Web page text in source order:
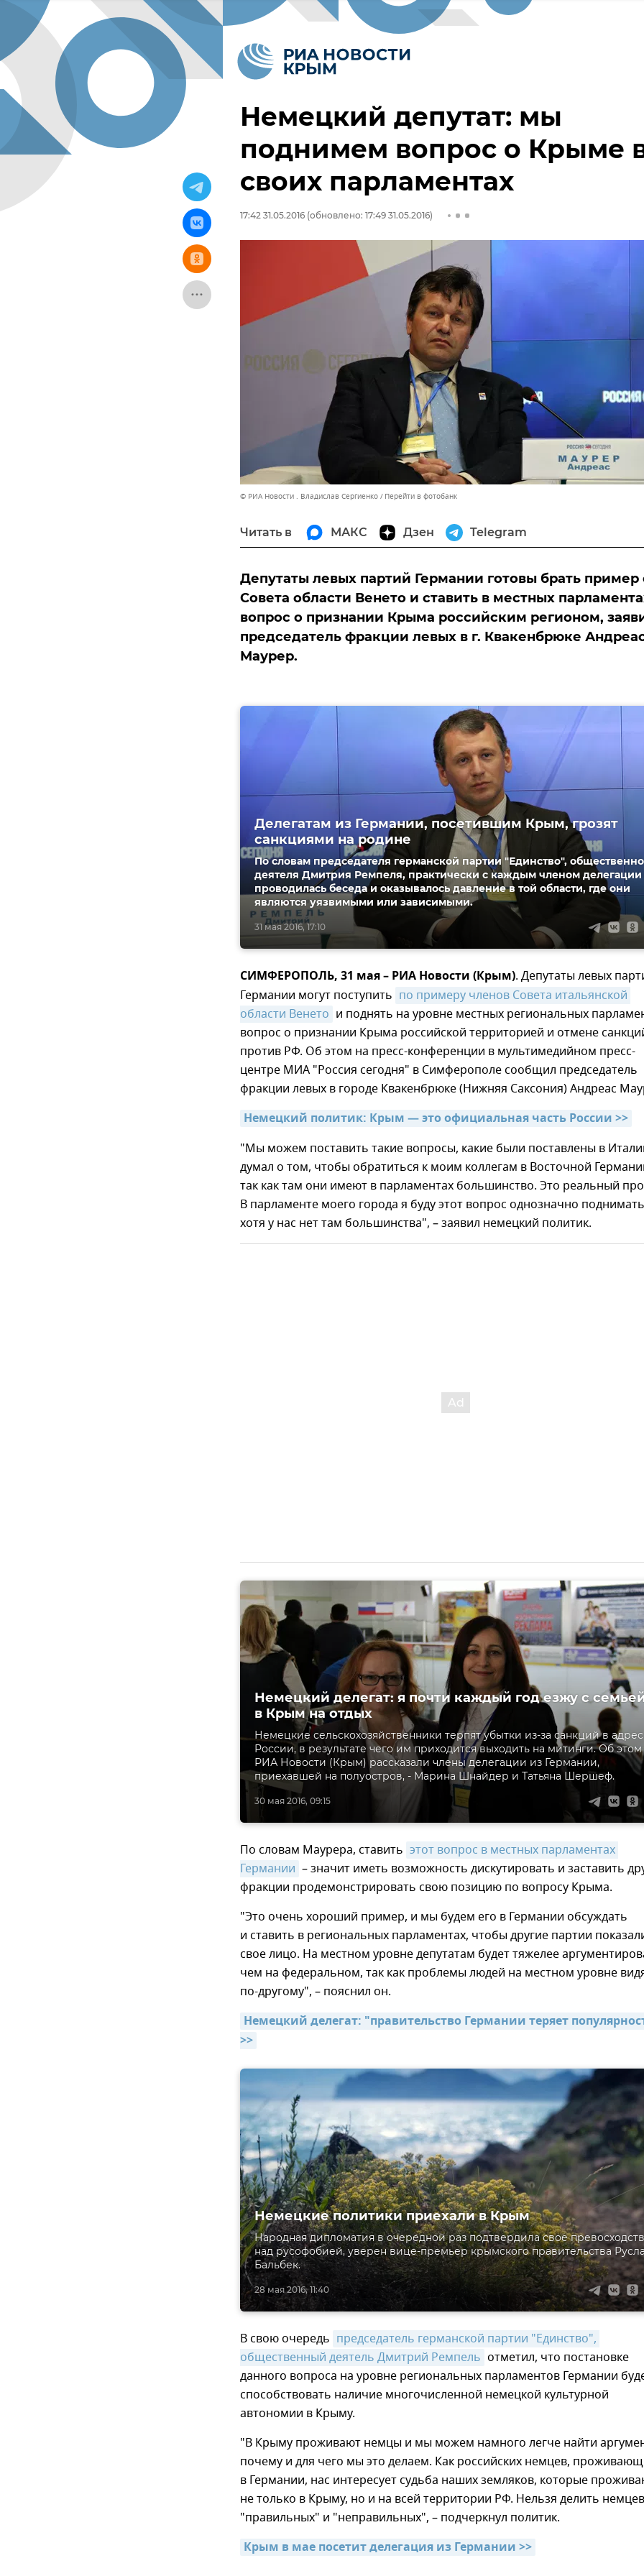
Немецкий депутат: мы
поднимем вопрос о Крыме
своих парламентах
17:42 31.05.2016 (обновлено: 17:49 31.05.2016)
© РИА Новости . Владислав Сергиенко Перейти в фотобанк
Читать в МАКС Дзен Telegram
Депутаты левых партий Германии готовы брать пример
Совета области Венето и ставить в местных
вопрос о признании Крыма российским регионом,
председатель фракции левых в г. Квакенбрюке
Маурер.
31 мая 2016, 17:10
Делегатам из Германии, посетившим Крым, грозят
санкциями на родине
По словам председателя германской партии "Единство",
деятеля Дмитрия Ремпеля, практически с каждым членом делегации
проводилась беседа и оказывалось давление в той области, где они
являются уязвимыми или зависимыми.
СИМФЕРОПОЛЬ, 31 мая – РИА Новости (Крым). Депутаты левых
Германии могут поступить по примеру членов Совета итальянской
области Венето и поднять на уровне местных региональных
вопрос о признании Крыма российской территорией и отмене
против РФ. Об этом на пресс-конференции в мультимедийном пресс-
центре МИА "Россия сегодня" в Симферополе сообщил председатель
фракции левых в городе Квакенбрюке (Нижняя Саксония) Андреас
Немецкий политик: Крым — это официальная часть России >>
"Мы можем поставить такие вопросы, какие были поставлены в
думал о том, чтобы обратиться к моим коллегам в Восточной
так как там они имеют в парламентах большинство. Это реальный
В парламенте моего города я буду этот вопрос однозначно
хотя у нас нет там большинства", – заявил немецкий политик.
30 мая 2016, 09:15
Немецкий делегат: я почти каждый год езжу с
в Крым на отдых
Немецкие сельскохозяйственники терпят убытки из-за санкций в адрес
России, в результате чего им приходится выходить на митинги. Об этом
РИА Новости (Крым) рассказали члены делегации из Германии,
приехавшей на полуостров, - Марина Шнайдер и Татьяна Шершеф.
По словам Маурера, ставить этот вопрос в местных парламентах
Германии – значит иметь возможность дискутировать и заставить
фракции продемонстрировать свою позицию по вопросу Крыма.
"Это очень хороший пример, и мы будем его в Германии обсуждать
и ставить в региональных парламентах, чтобы другие партии
свое лицо. На местном уровне депутатам будет тяжелее
чем на федеральном, так как проблемы людей на местном уровне
по-другому", – пояснил он.
Немецкий делегат: "правительство Германии теряет
>>
28 мая 2016, 11:40
Немецкие политики приехали в Крым
Народная дипломатия в очередной раз подтвердила свое
над русофобией, уверен вице-премьер крымского правительства
Бальбек.
В свою очередь председатель германской партии "Единство",
общественный деятель Дмитрий Ремпель отметил, что постановке
данного вопроса на уровне региональных парламентов Германии
способствовать наличие многочисленной немецкой культурной
автономии в Крыму.
"В Крыму проживают немцы и мы можем намного легче найти
почему и для чего мы это делаем. Как российских немцев,
в Германии, нас интересует судьба наших земляков, которые
не только в Крыму, но и на всей территории РФ. Нельзя делить
"правильных" и "неправильных", – подчеркнул политик.
Крым в мае посетит делегация из Германии >>